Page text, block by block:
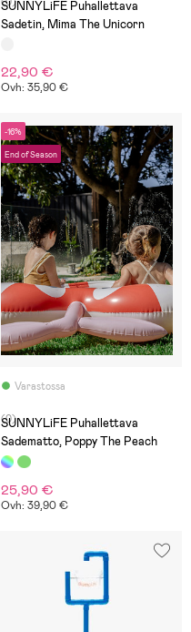
SUNNYLiFE Puhallettava
Sadetin, Mima The Unicorn
22,90 €
Ovh: 35,90 €
-16%
End of Season
Varastossa
(0)
SUNNYLiFE Puhallettava
Sadematto, Poppy The Peach
25,90 €
Ovh: 39,90 €